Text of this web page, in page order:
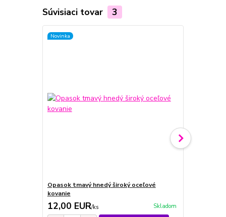
Súvisiaci tovar 3
Novinka
Opasok tmavý hnedý široký oceľové
kovanie
12,00 EUR/ks Skladom